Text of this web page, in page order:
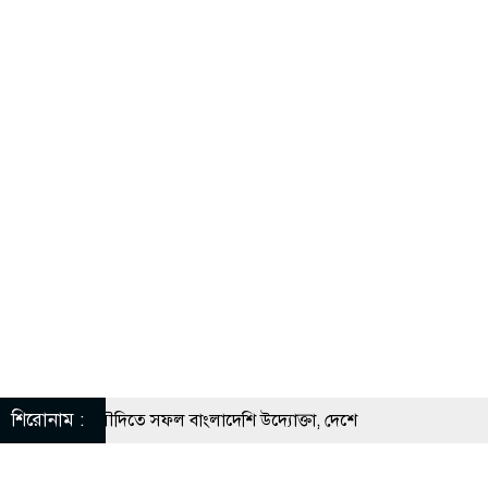
শিরোনাম :
সুযোগে সৌদিতে সফল বাংলাদেশি উদ্যোক্তা, দেশে